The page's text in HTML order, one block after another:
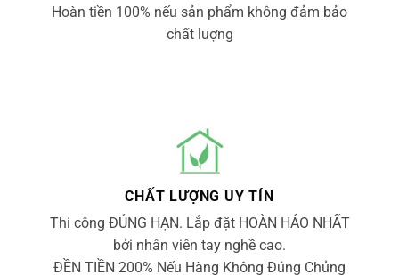
Hoàn tiền 100% nếu sản phẩm không đảm bảo
chất luợng
CHẤT LƯỢNG UY TÍN
Thi công ĐÚNG HẠN. Lắp đặt HOÀN HẢO NHẤT
bởi nhân viên tay nghề cao.
ĐỀN TIỀN 200% Nếu Hàng Không Đúng Chủng